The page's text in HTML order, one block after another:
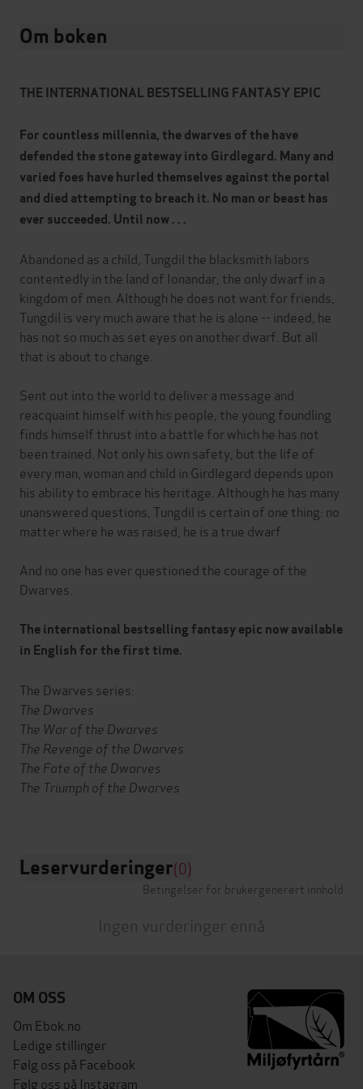
Om boken
THE INTERNATIONAL BESTSELLING FANTASY EPIC
For countless millennia, the dwarves of the have
defended the stone gateway into Girdlegard. Many and
varied foes have hurled themselves against the portal
and died attempting to breach it. No man or beast has
ever succeeded. Until now . . .
Abandoned as a child, Tungdil the blacksmith labors
contentedly in the land of Ionandar, the only dwarf in a
kingdom of men. Although he does not want for friends,
Tungdil is very much aware that he is alone -- indeed, he
has not so much as set eyes on another dwarf. But all
that is about to change.
Sent out into the world to deliver a message and
reacquaint himself with his people, the young foundling
finds himself thrust into a battle for which he has not
been trained. Not only his own safety, but the life of
every man, woman and child in Girdlegard depends upon
his ability to embrace his heritage. Although he has many
unanswered questions, Tungdil is certain of one thing: no
matter where he was raised, he is a true dwarf.
And no one has ever questioned the courage of the
Dwarves.
The international bestselling fantasy epic now available
in English for the first time.
The Dwarves series:
The Dwarves
The War of the Dwarves
The Revenge of the Dwarves
The Fate of the Dwarves
The Triumph of the Dwarves
Leservurderinger(0)
Betingelser for brukergenerert innhold
Ingen vurderinger ennå
OM OSS
Om Ebok.no
Ledige stillinger
Følg oss på Facebook
Følg oss på Instagram